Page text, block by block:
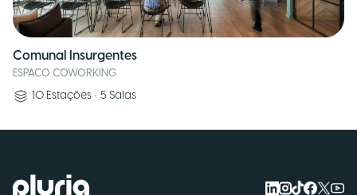
Comunal Insurgentes
ESPACO COWORKING
10 Estações • 5 Salas
Logo Pluria